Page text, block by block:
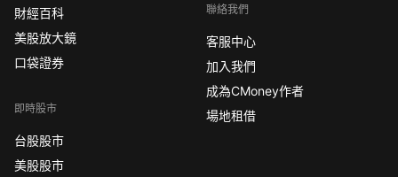
財經百科
美股放大鏡
口袋證券
即時股市
台股股市
美股股市
聯絡我們
客服中心
加入我們
成為CMoney作者
場地租借